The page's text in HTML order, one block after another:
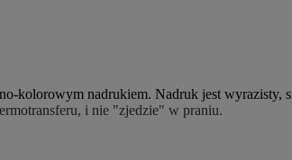
kolorowym nadrukiem. Nadruk jest wyrazisty,
i nie "zjedzie" w praniu.